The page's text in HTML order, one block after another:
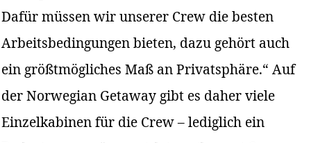
Dafür müssen wir unserer Crew die besten
Arbeitsbedingungen bieten, dazu gehört auch
ein größtmögliches Maß an Privatsphäre.“ Auf
der Norwegian Getaway gibt es daher viele
Einzelkabinen für die Crew – lediglich ein